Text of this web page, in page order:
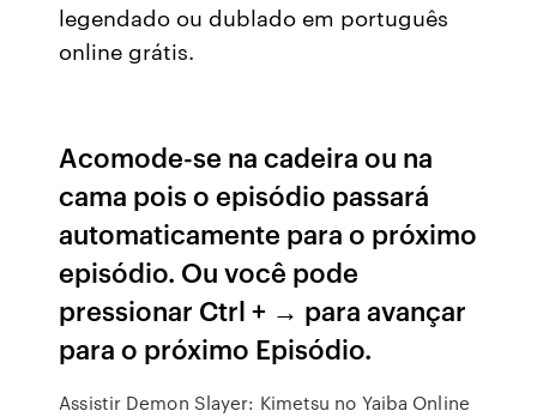
legendado ou dublado em português
online grátis.
Acomode-se na cadeira ou na
cama pois o episódio passará
automaticamente para o próximo
episódio. Ou você pode
pressionar Ctrl + → para avançar
para o próximo Episódio.
Assistir Demon Slayer: Kimetsu no Yaiba Online